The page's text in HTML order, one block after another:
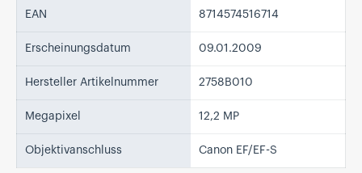
EAN 8714574516714
Erscheinungsdatum 09.01.2009
Hersteller Artikelnummer 2758B010
Megapixel 12,2 MP
Objektivanschluss Canon EF/EF-S